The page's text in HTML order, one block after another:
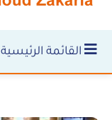
القائمة الرئيسية